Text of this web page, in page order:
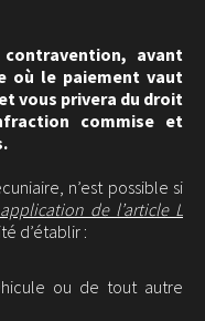
avant
où le paiement vaut
vous privera du droit
commise et
n’est possible si
de l’article L
d’établir :
ou de tout autre